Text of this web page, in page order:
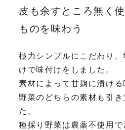
皮も余すところ無く
ものを味わう
極力シンプルにこだわり
けで味付けをしました。
素材によって甘麹に漬ける
野菜のどちらの素材も引
た。
種採り野菜は農薬不使用